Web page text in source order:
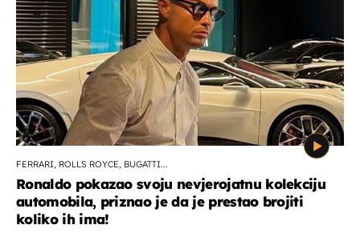
FERRARI, ROLLS ROYCE, BUGATTI...
Ronaldo pokazao svoju nevjerojatnu kolekciju
automobila, priznao je da je prestao brojiti
koliko ih ima!